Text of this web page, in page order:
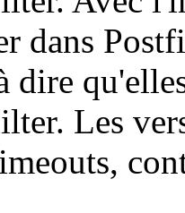
dans
dire
Les